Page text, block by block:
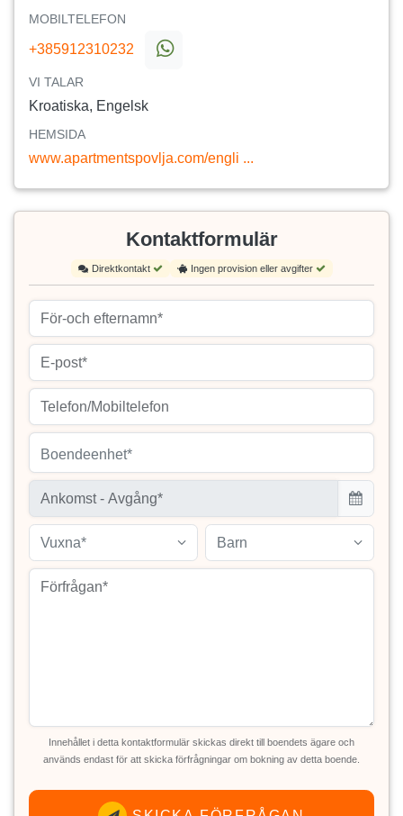
MOBILTELEFON
+385912310232
VI TALAR
Kroatiska, Engelsk
HEMSIDA
www.apartmentspovlja.com/engli ...
Kontaktformulär
Direktkontakt Ingen provision eller avgifter
Boendeenhet*
Vuxna* Barn
Innehållet i detta kontaktformulär skickas direkt till boendets ägare och
används endast för att skicka förfrågningar om bokning av detta boende.